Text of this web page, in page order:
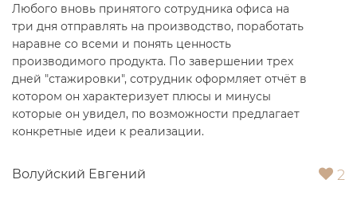
Любого вновь принятого сотрудника офиса на
три дня отправлять на производство, поработать
наравне со всеми и понять ценность
производимого продукта. По завершении трех
дней "стажировки", сотрудник оформляет отчёт в
котором он характеризует плюсы и минусы
которые он увидел, по возможности предлагает
конкретные идеи к реализации.
Волуйский Евгений 2